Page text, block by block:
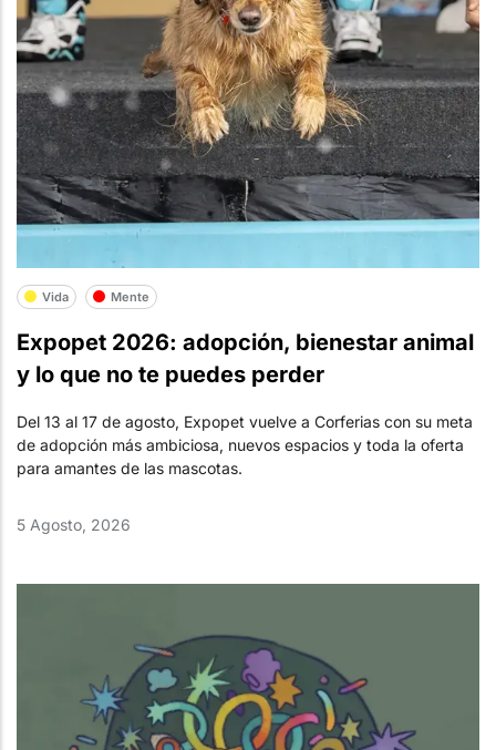
Vida Mente
Expopet 2026: adopción, bienestar animal
y lo que no te puedes perder
Del 13 al 17 de agosto, Expopet vuelve a Corferias con su meta
de adopción más ambiciosa, nuevos espacios y toda la oferta
para amantes de las mascotas.
5 Agosto, 2026